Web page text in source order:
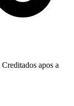
Creditados apos a